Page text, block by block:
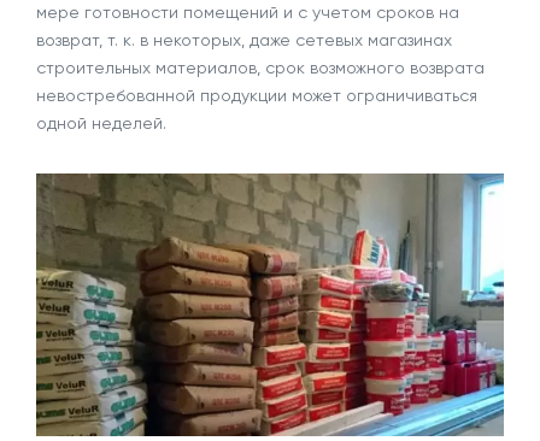
мере готовности помещений и с учетом сроков на
возврат, т. к. в некоторых, даже сетевых магазинах
строительных материалов, срок возможного возврата
невостребованной продукции может ограничиваться
одной неделей.